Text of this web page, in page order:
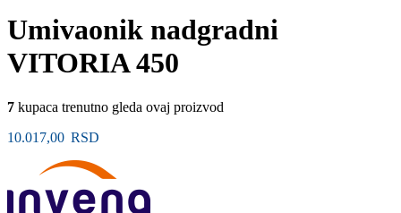
Umivaonik nadgradni
VITORIA 450
7 kupaca trenutno gleda ovaj proizvod
10.017,00 RSD